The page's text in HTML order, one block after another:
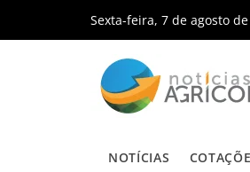
Sexta-feira, 7 de agosto
NOTÍCIAS